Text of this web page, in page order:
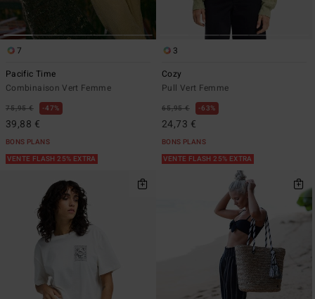
7
Pacific Time
Combinaison Vert Femme
75,95 € 47%
39,88 €
BONS PLANS
VENTE FLASH 25% EXTRA
3
Cozy
Pull Vert Femme
65,95 € 63%
24,73 €
BONS PLANS
VENTE FLASH 25% EXTRA